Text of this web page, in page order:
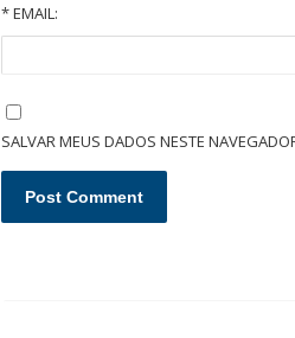
*EMAIL:
SALVAR MEUS DADOS NESTE